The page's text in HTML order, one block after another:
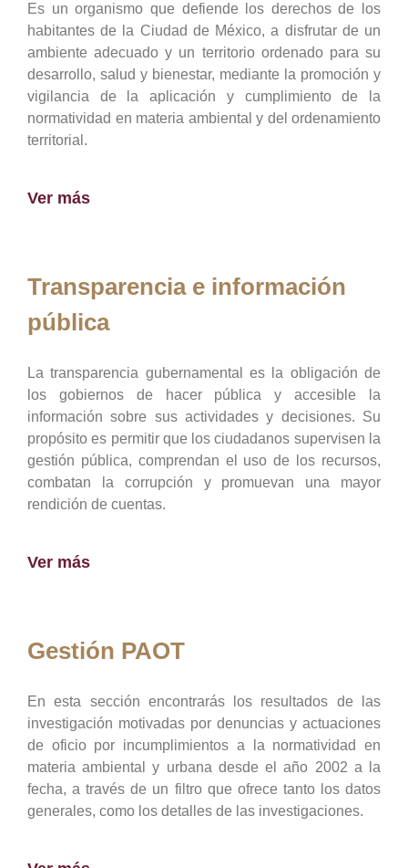
Es un organismo que defiende los derechos de los
habitantes de la Ciudad de México, a disfrutar de un
ambiente adecuado y un territorio ordenado para su
desarrollo, salud y bienestar, mediante la promoción y
vigilancia de la aplicación y cumplimiento de la
normatividad en materia ambiental y del ordenamiento
territorial.
Ver más
Transparencia e información
pública
La transparencia gubernamental es la obligación de
los gobiernos de hacer pública y accesible la
información sobre sus actividades y decisiones. Su
propósito es permitir que los ciudadanos supervisen la
gestión pública, comprendan el uso de los recursos,
combatan la corrupción y promuevan una mayor
rendición de cuentas.
Ver más
Gestión PAOT
En esta sección encontrarás los resultados de las
investigación motivadas por denuncias y actuaciones
de oficio por incumplimientos a la normatividad en
materia ambiental y urbana desde el año 2002 a la
fecha, a través de un filtro que ofrece tanto los datos
generales, como los detalles de las investigaciones.